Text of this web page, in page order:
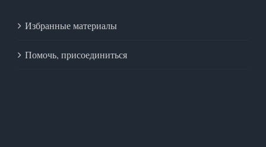
Избранные материалы
Помочь, присоединиться